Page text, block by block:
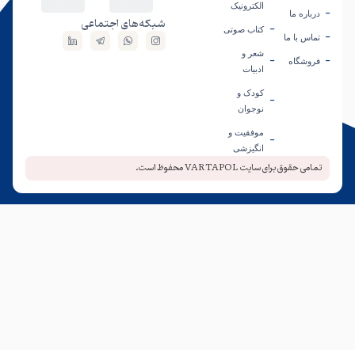
درباره‎ ما
تماس با ما
فروشگاه
الکترونیک
کتاب صوتی
شعر و
ادبیات
کودک و
نوجوان
موفقیت و
انگیزشی
شبکه‌های اجتماعی
تمامی حقوق برای سایت VARTAPOL محفوظ است.